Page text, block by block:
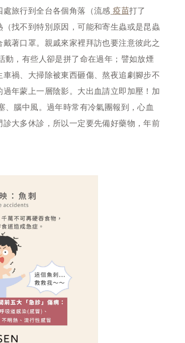
旅行到全台各個角落（流感 疫苗打了
找不到特別原因，可能和寄生蟲或是昆蟲
著口罩。親戚來家裡拜訪也要注意彼此之
動，有些人卻是拼了命在過年；譬如放煙
禍、大掃除被東西砸傷、熬夜追劇腳步不
年蒙上一層陰影。大出血請立即加壓！加
、腦中風。過年時常有冷氣團報到，心血
大多休診，所以一定要先備好藥物，年前